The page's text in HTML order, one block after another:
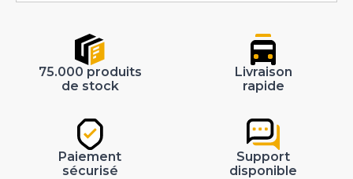
75.000 produits
de stock
Livraison
rapide
Paiement
sécurisé
Support
disponible